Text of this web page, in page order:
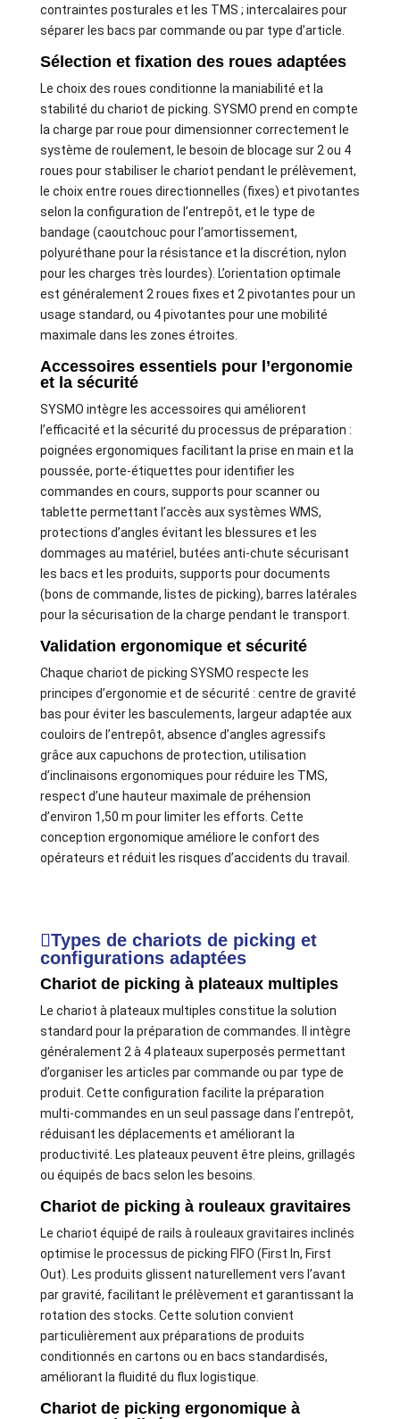
contraintes posturales et les TMS ; intercalaires pour
séparer les bacs par commande ou par type d’article.
Sélection et fixation des roues adaptées
Le choix des roues conditionne la maniabilité et la
stabilité du chariot de picking. SYSMO prend en compte
la charge par roue pour dimensionner correctement le
système de roulement, le besoin de blocage sur 2 ou 4
roues pour stabiliser le chariot pendant le prélèvement,
le choix entre roues directionnelles (fixes) et pivotantes
selon la configuration de l’entrepôt, et le type de
bandage (caoutchouc pour l’amortissement,
polyuréthane pour la résistance et la discrétion, nylon
pour les charges très lourdes). L’orientation optimale
est généralement 2 roues fixes et 2 pivotantes pour un
usage standard, ou 4 pivotantes pour une mobilité
maximale dans les zones étroites.
Accessoires essentiels pour l’ergonomie
et la sécurité
SYSMO intègre les accessoires qui améliorent
l’efficacité et la sécurité du processus de préparation :
poignées ergonomiques facilitant la prise en main et la
poussée, porte-étiquettes pour identifier les
commandes en cours, supports pour scanner ou
tablette permettant l’accès aux systèmes WMS,
protections d’angles évitant les blessures et les
dommages au matériel, butées anti-chute sécurisant
les bacs et les produits, supports pour documents
(bons de commande, listes de picking), barres latérales
pour la sécurisation de la charge pendant le transport.
Validation ergonomique et sécurité
Chaque chariot de picking SYSMO respecte les
principes d’ergonomie et de sécurité : centre de gravité
bas pour éviter les basculements, largeur adaptée aux
couloirs de l’entrepôt, absence d’angles agressifs
grâce aux capuchons de protection, utilisation
d’inclinaisons ergonomiques pour réduire les TMS,
respect d’une hauteur maximale de préhension
d’environ 1,50 m pour limiter les efforts. Cette
conception ergonomique améliore le confort des
opérateurs et réduit les risques d’accidents du travail.
Types de chariots de picking et
configurations adaptées
Chariot de picking à plateaux multiples
Le chariot à plateaux multiples constitue la solution
standard pour la préparation de commandes. Il intègre
généralement 2 à 4 plateaux superposés permettant
d’organiser les articles par commande ou par type de
produit. Cette configuration facilite la préparation
multi-commandes en un seul passage dans l’entrepôt,
réduisant les déplacements et améliorant la
productivité. Les plateaux peuvent être pleins, grillagés
ou équipés de bacs selon les besoins.
Chariot de picking à rouleaux gravitaires
Le chariot équipé de rails à rouleaux gravitaires inclinés
optimise le processus de picking FIFO (First In, First
Out). Les produits glissent naturellement vers l’avant
par gravité, facilitant le prélèvement et garantissant la
rotation des stocks. Cette solution convient
particulièrement aux préparations de produits
conditionnés en cartons ou en bacs standardisés,
améliorant la fluidité du flux logistique.
Chariot de picking ergonomique à